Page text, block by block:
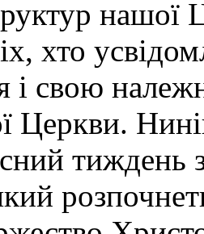
нашої
хто
свою
Церкви.
тиждень